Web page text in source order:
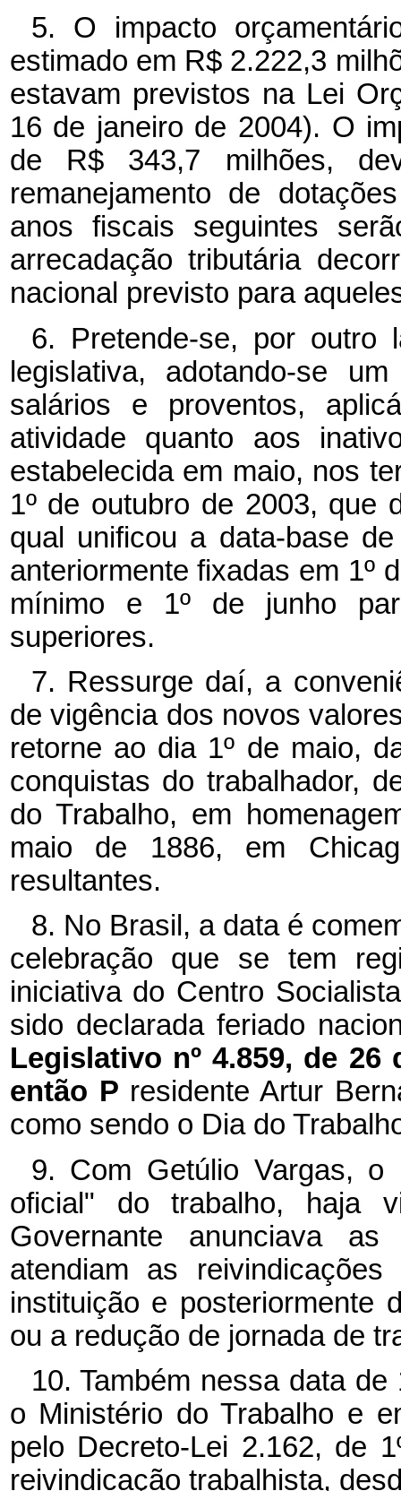
5. O impacto
estimado em R$ 2.222,3
estavam previstos na Lei
16 de janeiro de 2004). O
de R$ 343,7 milhões,
remanejamento de
anos fiscais seguintes
arrecadação tributária
nacional previsto para
6. Pretende-se, por outro
legislativa, adotando-se
salários e proventos,
atividade quanto aos
estabelecida em maio, nos
1º de outubro de 2003, que
qual unificou a data-base
anteriormente fixadas em 1º
mínimo e 1º de junho
superiores.
7. Ressurge daí, a
de vigência dos novos
retorne ao dia 1º de maio,
conquistas do trabalhador,
do Trabalho, em
maio de 1886, em
resultantes.
8. No Brasil, a data é
celebração que se tem
iniciativa do Centro
sido declarada feriado
Legislativo nº 4.859, de
então P residente Artur
como sendo o Dia do
9. Com Getúlio Vargas,
oficial" do trabalho, haja
Governante anunciava
atendiam as
instituição e posteriormente
ou a redução de jornada de
10. Também nessa data
o Ministério do Trabalho e
pelo Decreto-Lei 2.162, de
reivindicação trabalhista,